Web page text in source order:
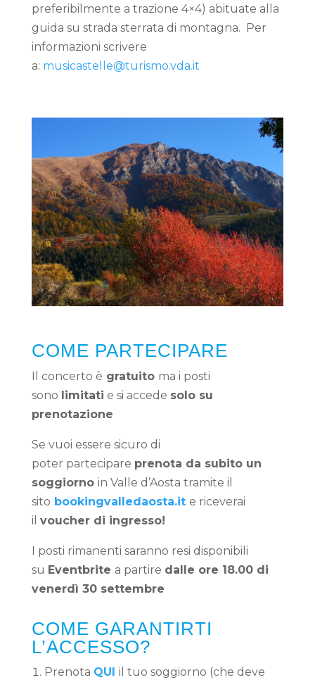
preferibilmente a trazione 4×4) abituate alla
guida su strada sterrata di montagna. Per
informazioni scrivere
a: musicastelle@turismo.vda.it
COME PARTECIPARE
Il concerto è gratuito ma i posti
sono limitati e si accede solo su
prenotazione
Se vuoi essere sicuro di
poter partecipare prenota da subito un
soggiorno in Valle d’Aosta tramite il
sito bookingvalledaosta.it e riceverai
il voucher di ingresso!
I posti rimanenti saranno resi disponibili
su Eventbrite a partire dalle ore 18.00 di
venerdì 30 settembre
COME GARANTIRTI
L’ACCESSO?
Prenota QUI il tuo soggiorno (che deve